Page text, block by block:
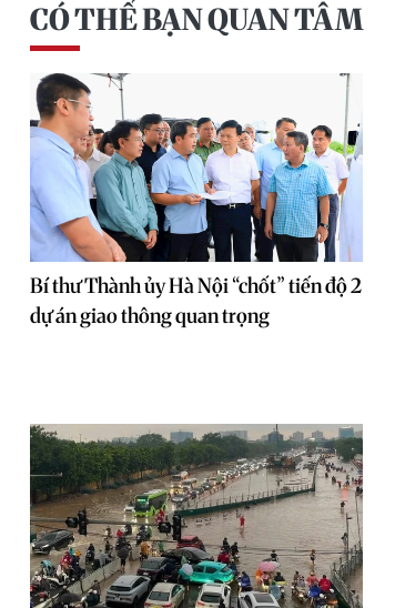
CÓ THỂ BẠN QUAN TÂM
Bí thư Thành ủy Hà Nội “chốt” tiến độ 2
dự án giao thông quan trọng